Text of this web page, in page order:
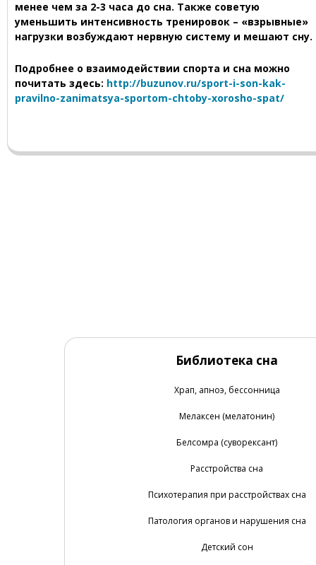
менее чем за 2-3 часа до сна. Также советую
уменьшить интенсивность тренировок – «взрывные»
нагрузки возбуждают нервную систему и мешают сну.
Подробнее о взаимодействии спорта и сна можно
почитать здесь: http://buzunov.ru/sport-i-son-kak-
pravilno-zanimatsya-sportom-chtoby-xorosho-spat/
Библиотека сна
Храп, апноэ, бессонница
Мелаксен (мелатонин)
Белсомра (суворексант)
Расстройства сна
Психотерапия при расстройствах сна
Патология органов и нарушения сна
Детский сон